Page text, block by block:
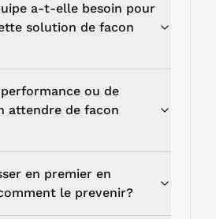
a-t-elle besoin pour
solution de facon
ou de
attendre de facon
en premier en
le prevenir?